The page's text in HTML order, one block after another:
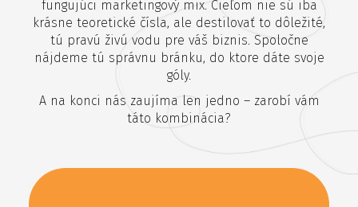
fungujúci marketingový mix. Cieľom nie sú iba
krásne teoretické čísla, ale destilovať to dôležité,
tú pravú živú vodu pre váš biznis. Spoločne
nájdeme tú správnu bránku, do ktore dáte svoje
góly.
A na konci nás zaujíma len jedno – zarobí vám
táto kombinácia?